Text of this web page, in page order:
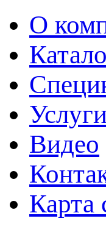
О
Услуги
Видео
Карта